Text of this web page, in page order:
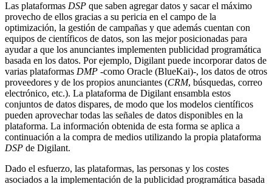
Las plataformas DSP que saben agregar datos y sacar el máximo
provecho de ellos gracias a su pericia en el campo de la
optimización, la gestión de campañas y que además cuentan con
equipos de científicos de datos, son las mejor posicionadas para
ayudar a que los anunciantes implementen publicidad programática
basada en los datos. Por ejemplo, Digilant puede incorporar datos de
varias plataformas DMP -como Oracle (BlueKai)-, los datos de otros
proveedores y de los propios anunciantes (CRM, búsquedas, correo
electrónico, etc.). La plataforma de Digilant ensambla estos
conjuntos de datos dispares, de modo que los modelos científicos
pueden aprovechar todas las señales de datos disponibles en la
plataforma. La información obtenida de esta forma se aplica a
continuación a la compra de medios utilizando la propia plataforma
DSP de Digilant.
Dado el esfuerzo, las plataformas, las personas y los costes
asociados a la implementación de la publicidad programática basada